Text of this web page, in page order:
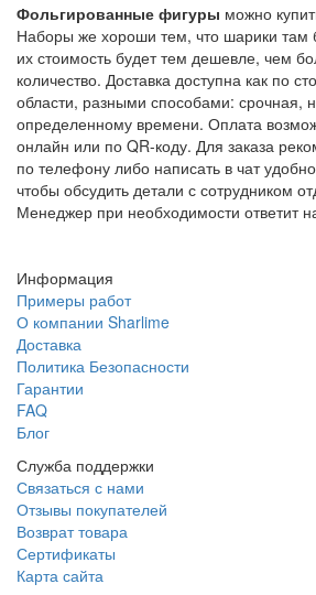
Фольгированные фигуры можно
Наборы же хороши тем, что шарики там
их стоимость будет тем дешевле, чем
количество. Доставка доступна как по
области, разными способами: срочная,
определенному времени. Оплата
онлайн или по QR-коду. Для заказа
по телефону либо написать в чат
чтобы обсудить детали с сотрудником
Менеджер при необходимости ответит
Информация
Примеры работ
О компании Sharlime
Доставка
Политика Безопасности
Гарантии
FAQ
Блог
Служба поддержки
Связаться с нами
Отзывы покупателей
Возврат товара
Сертификаты
Карта сайта